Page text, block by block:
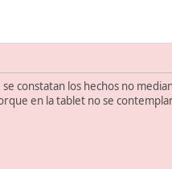
constatan los hechos no
en la tablet no se